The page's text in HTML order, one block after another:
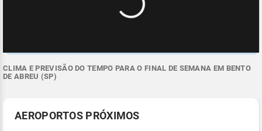
CLIMA E PREVISÃO DO TEMPO PARA O FINAL DE SEMANA EM BENTO
DE ABREU (SP)
AEROPORTOS PRÓXIMOS